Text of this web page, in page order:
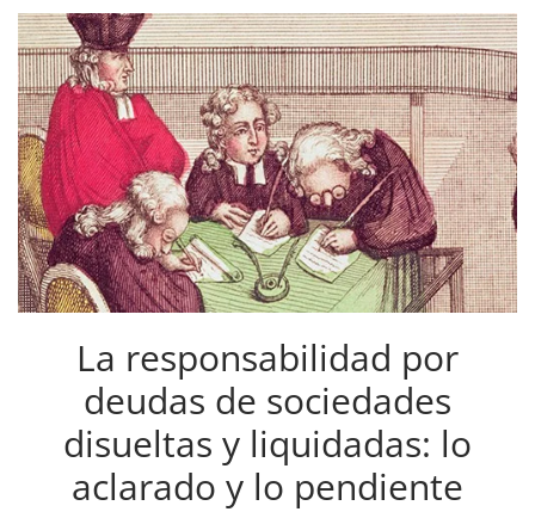
La responsabilidad por
deudas de sociedades
disueltas y liquidadas: lo
aclarado y lo pendiente